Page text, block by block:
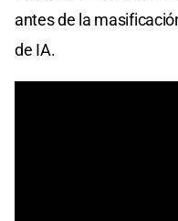
antes de la
de IA.